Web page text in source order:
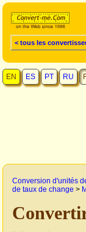
< tous les
EN ES PT RU
Conversion d'unités
de taux de change >